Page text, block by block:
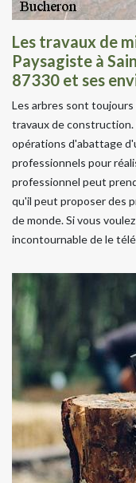
Les travaux de
Paysagiste à
87330 et ses
Les arbres sont
travaux de construction.
opérations d'abattage
professionnels pour
professionnel peut
qu'il peut proposer des
de monde. Si vous
incontournable de le